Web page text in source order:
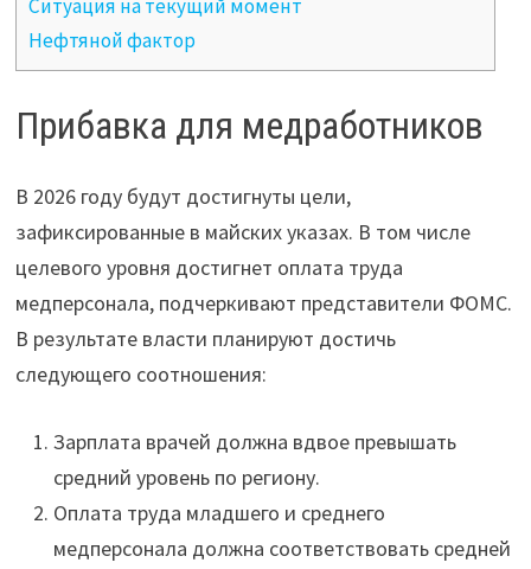
Ситуация на текущий момент
Нефтяной фактор
Прибавка для медработников
В 2026 году будут достигнуты цели,
зафиксированные в майских указах. В том числе
целевого уровня достигнет оплата труда
медперсонала, подчеркивают представители ФОМС.
В результате власти планируют достичь
следующего соотношения:
Зарплата врачей должна вдвое превышать
средний уровень по региону.
Оплата труда младшего и среднего
медперсонала должна соответствовать средней